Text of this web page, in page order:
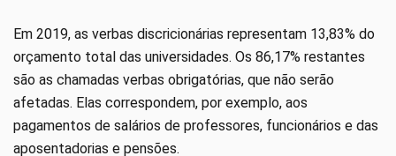
Em 2019, as verbas discricionárias representam 13,83% do
orçamento total das universidades. Os 86,17% restantes
são as chamadas verbas obrigatórias, que não serão
afetadas. Elas correspondem, por exemplo, aos
pagamentos de salários de professores, funcionários e das
aposentadorias e pensões.